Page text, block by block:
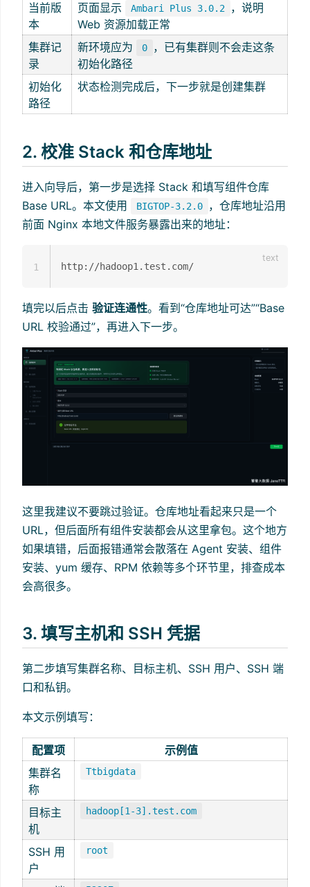
当前版
本
页面显示 Ambari Plus 3.0.2
，说明
Web 资源加载正常
集群记
录
新环境应为 0
，已有集群则不会走这条
初始化路径
初始化
路径
状态检测完成后，下一步就是创建集群
2. 校准 Stack 和仓库地址
进入向导后，第一步是选择 Stack 和填写组件仓库
Base URL。本文使用
BIGTOP-3.2.0
，仓库地址沿用
前面 Nginx 本地文件服务暴露出来的地址：
1
填完以后点击 验证连通性。看到“仓库地址可达”“Base
URL 校验通过”，再进入下一步。
这里我建议不要跳过验证。仓库地址看起来只是一个
URL，但后面所有组件安装都会从这里拿包。这个地方
如果填错，后面报错通常会散落在 Agent 安装、组件
安装、yum 缓存、RPM 依赖等多个环节里，排查成本
会高很多。
3. 填写主机和 SSH 凭据
第二步填写集群名称、目标主机、SSH 用户、SSH 端
口和私钥。
本文示例填写：
配置项
示例值
集群名
称
Ttbigdata
目标主
机
hadoop[1-3].test.com
SSH 用
户
root